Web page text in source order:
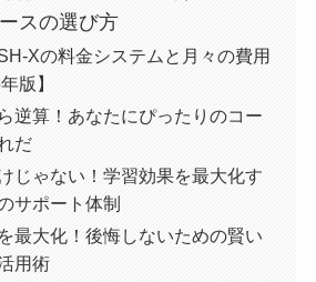
スの選び方
Xの料金システムと月々の費用
版】
逆算！あなたにぴったりのコー
だ
じゃない！学習効果を最大化す
サポート体制
最大化！後悔しないための賢い
用術